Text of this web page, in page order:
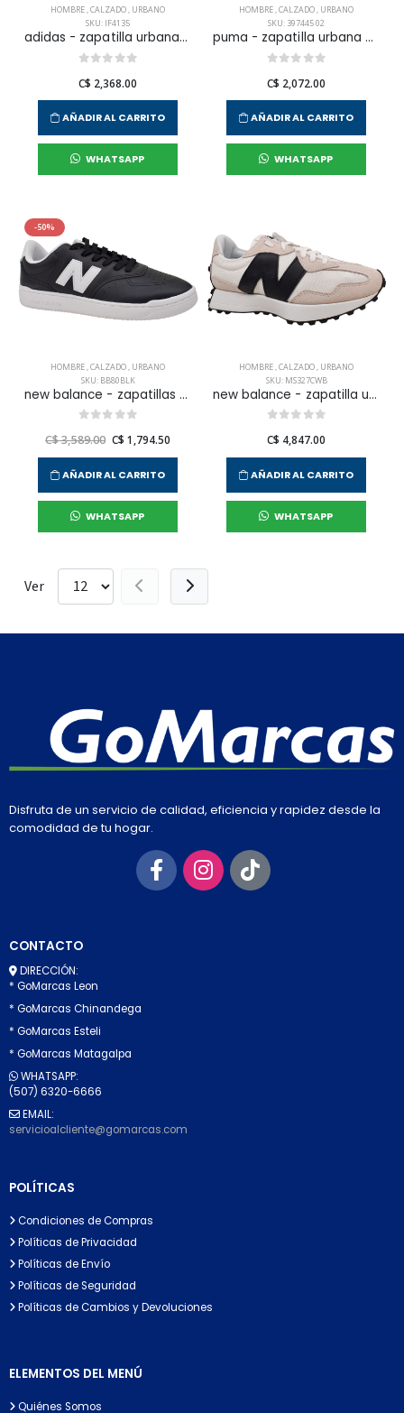
HOMBRE,CALZADO, URBANO
SKU: IF4135
adidas - zapatilla urbana advantage base 2.0 para hombre
C$ 2,368.00
AÑADIR AL CARRITO
WHATSAPP
HOMBRE,CALZADO, URBANO
SKU: 397445 02
puma - zapatilla urbana club ii sl para hombre
C$ 2,072.00
AÑADIR AL CARRITO
WHATSAPP
-50%
HOMBRE,CALZADO, URBANO
SKU: BB80BLK
new balance - zapatillas urbanas 80 para hombre
C$ 3,589.00 C$ 1,794.50
AÑADIR AL CARRITO
WHATSAPP
HOMBRE,CALZADO, URBANO
SKU: MS327CWB
new balance - zapatilla urbana 327 para hombre
C$ 4,847.00
AÑADIR AL CARRITO
WHATSAPP
Ver
Disfruta de un servicio de calidad, eficiencia y rapidez desde la
comodidad de tu hogar.
CONTACTO
DIRECCIÓN:
* GoMarcas Leon
* GoMarcas Chinandega
* GoMarcas Esteli
* GoMarcas Matagalpa
WHATSAPP:
(507) 6320-6666
EMAIL:
servicioalcliente@gomarcas.com
POLÍTICAS
Condiciones de Compras
Políticas de Privacidad
Políticas de Envío
Políticas de Seguridad
Políticas de Cambios y Devoluciones
ELEMENTOS DEL MENÚ
Quiénes Somos